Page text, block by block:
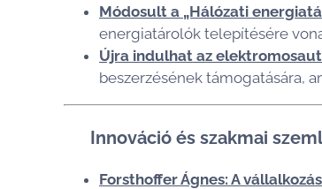
Módosult a „Hálózati
energiatárolók telepítésére
Újra indulhat az
beszerzésének támogatására,
🧠 Innováció és szakmai
Forsthoffer Ágnes: A